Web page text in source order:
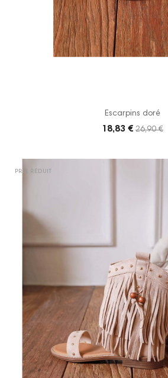
Escarpins doré
18,83 € 26,90 €
PRIX RÉDUIT